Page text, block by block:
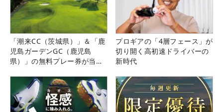
「潮来CC（茨城県）」＆「鹿
児島ガーデンGC（鹿児島
県）」の無料プレー券が当た
プロギアの「4層フェース」が
切り開く高初速ドライバーの
新時代